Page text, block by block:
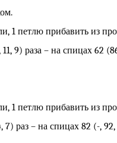
1 петлю прибавить из
9) раза – на спицах 62
1 петлю прибавить из
раз – на спицах 82 (-,